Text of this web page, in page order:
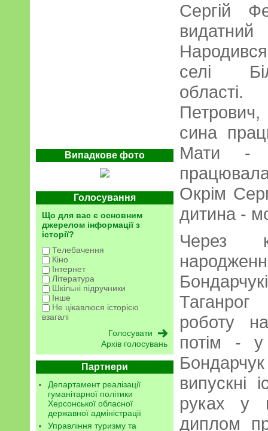
Випадкове фото
Голосування
Що для вас є основним
джерелом інформації з
історії?
Телебачення
Кіно
Інтернет
Література
Шкільні підручники
Інше
Не цікавлюся історією
взагалі
Архів голосувань
Партнери
Департамент реалізації
гуманітарної політики
Херсонської обласної
державної адміністрації
Управління туризму та
Сергій
видатний
селі
сина
Мати -
Окрім
дитина -
Через
роботу
потім -
випускні
руках у
диплом